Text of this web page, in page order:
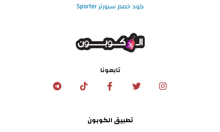
كود خصم سبورتر Sporter
تابعونا
تطبيق الكوبون